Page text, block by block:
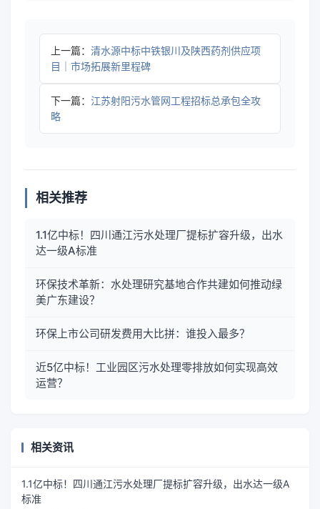
上一篇： 清水源中标中铁银川及陕西药剂供应项
目｜市场拓展新里程碑
下一篇： 江苏射阳污水管网工程招标总承包全攻
略
相关推荐
1.1亿中标！四川通江污水处理厂提标扩容升级，出水
达一级A标准
环保技术革新：水处理研究基地合作共建如何推动绿
美广东建设？
环保上市公司研发费用大比拼：谁投入最多？
近5亿中标！工业园区污水处理零排放如何实现高效
运营？
相关资讯
1.1亿中标！四川通江污水处理厂提标扩容升级，出水达一级A
标准